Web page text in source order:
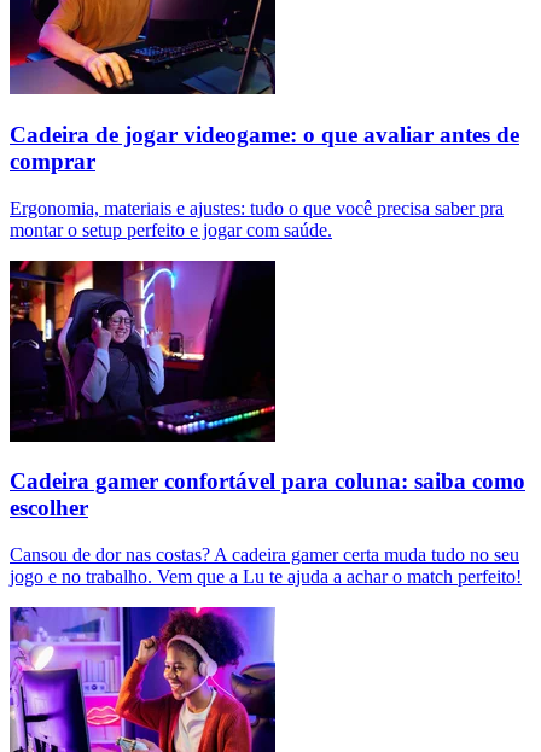
Cadeira de jogar videogame: o que avaliar antes de
comprar
Ergonomia, materiais e ajustes: tudo o que você precisa saber pra
montar o setup perfeito e jogar com saúde.
Cadeira gamer confortável para coluna: saiba como
escolher
Cansou de dor nas costas? A cadeira gamer certa muda tudo no seu
jogo e no trabalho. Vem que a Lu te ajuda a achar o match perfeito!